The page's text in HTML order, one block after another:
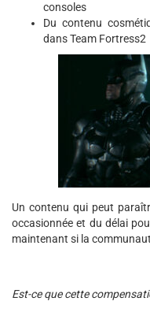
consoles
Du contenu
dans Team Fortress2
Un contenu qui peut
occasionnée et du délai
maintenant si la
Est-ce que cette